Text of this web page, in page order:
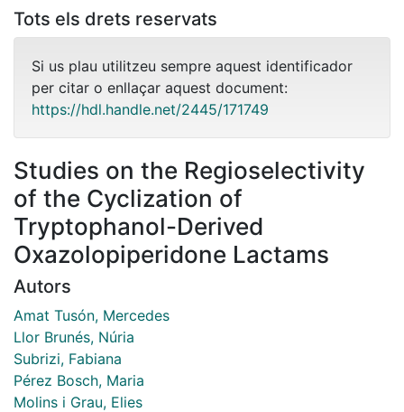
Tots els drets reservats
Si us plau utilitzeu sempre aquest identificador
per citar o enllaçar aquest document:
https://hdl.handle.net/2445/171749
Studies on the Regioselectivity
of the Cyclization of
Tryptophanol-Derived
Oxazolopiperidone Lactams
Autors
Amat Tusón, Mercedes
Llor Brunés, Núria
Subrizi, Fabiana
Pérez Bosch, Maria
Molins i Grau, Elies